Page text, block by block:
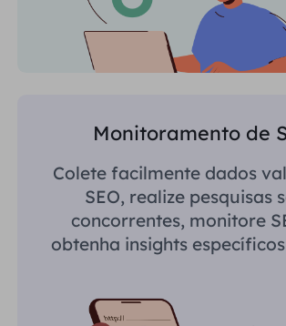
Monitoramento de
Colete facilmente dados
SEO, realize pesquisas
concorrentes, monitore
obtenha insights